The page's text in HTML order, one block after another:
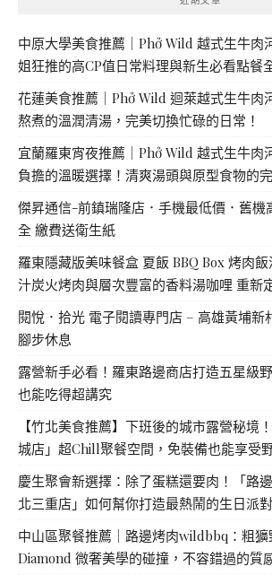
中原大學美食推薦｜Phở Wild 越式生牛肉
姐狂推的高CP值日常料理與新生必看點餐
花蓮美食推薦｜Phở Wild 迴萊越式生牛肉
熬煮的溫潤清湯，完美切換忙碌的日常！
宜蘭羅東宵夜推薦｜Phở Wild 越式生牛肉
負擔的溫暖選擇！清爽湯頭與原型食物的
傑昇通信-前鎮瑞隆店．手機最低價．舊機
全 繳費送衛生紙
羅東隱藏版美味餐盒 夏飯 BBQ Box 烤肉
汁炭火烤肉與層次豐富的香料湯咖哩 重新
閱悅．拾光 電子閱讀專門店 – 高雄黃埔新
腳步休息
露營新手必看！羅東路邊商店打造五星級
也能吃得超講究
【竹北美食推薦】下班後的城市露營秘境
城店」超Chill聚餐空間，免裝備也能享受
慶生聚會新選擇：除了蛋糕還要肉！「路
北三重店」如何幫你打造最熱鬧的生日派對
中山區聚餐推薦｜路邊烤肉wildbbq：粗獷
Diamond 微奢美學的碰撞，不容錯過的質